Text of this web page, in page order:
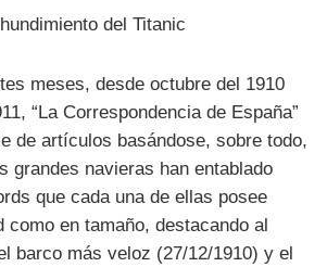
meses, desde octubre del 1910
“La Correspondencia de España”
de artículos basándose, sobre todo,
grandes navieras han entablado
que cada una de ellas posee
como en tamaño, destacando al
barco más veloz (27/12/1910) y el